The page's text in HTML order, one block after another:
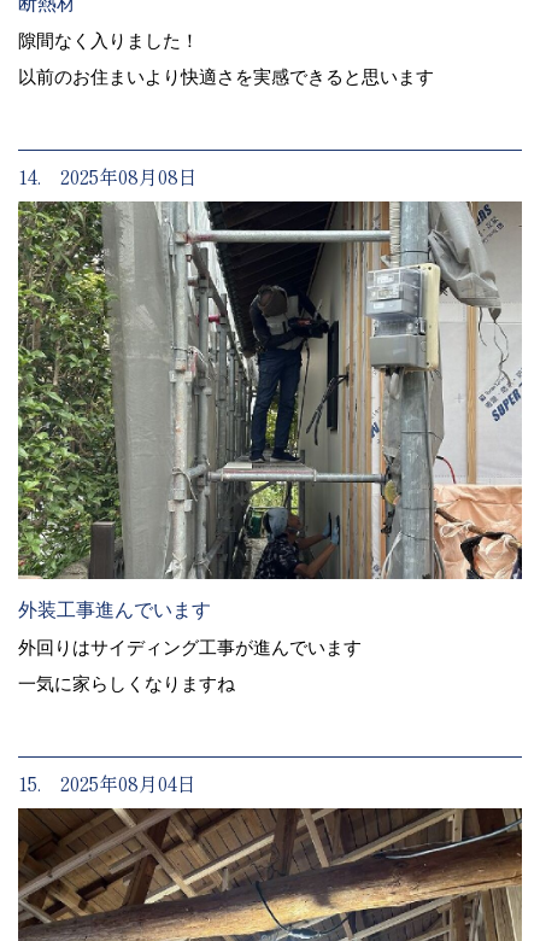
隙間なく入りました！
以前のお住まいより快適さを実感できると思います
14. 2025年08月08日
外装工事進んでいます
外回りはサイディング工事が進んでいます
一気に家らしくなりますね
15. 2025年08月04日